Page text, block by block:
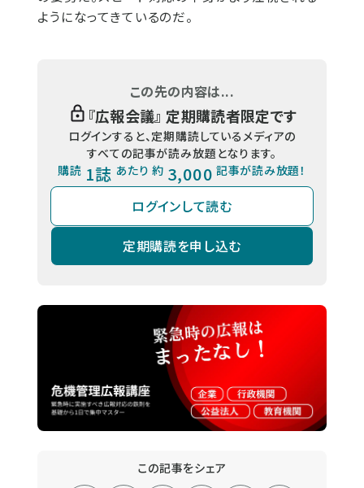
ようになってきているのだ。
この先の内容は...
『広報会議』 定期購読者限定です
ログインすると、定期購読しているメディアの
すべての記事が読み放題となります。
購読 1誌 あたり 約 3,000 記事が読み放題！
ログインして読む
定期購読を申し込む
この記事をシェア